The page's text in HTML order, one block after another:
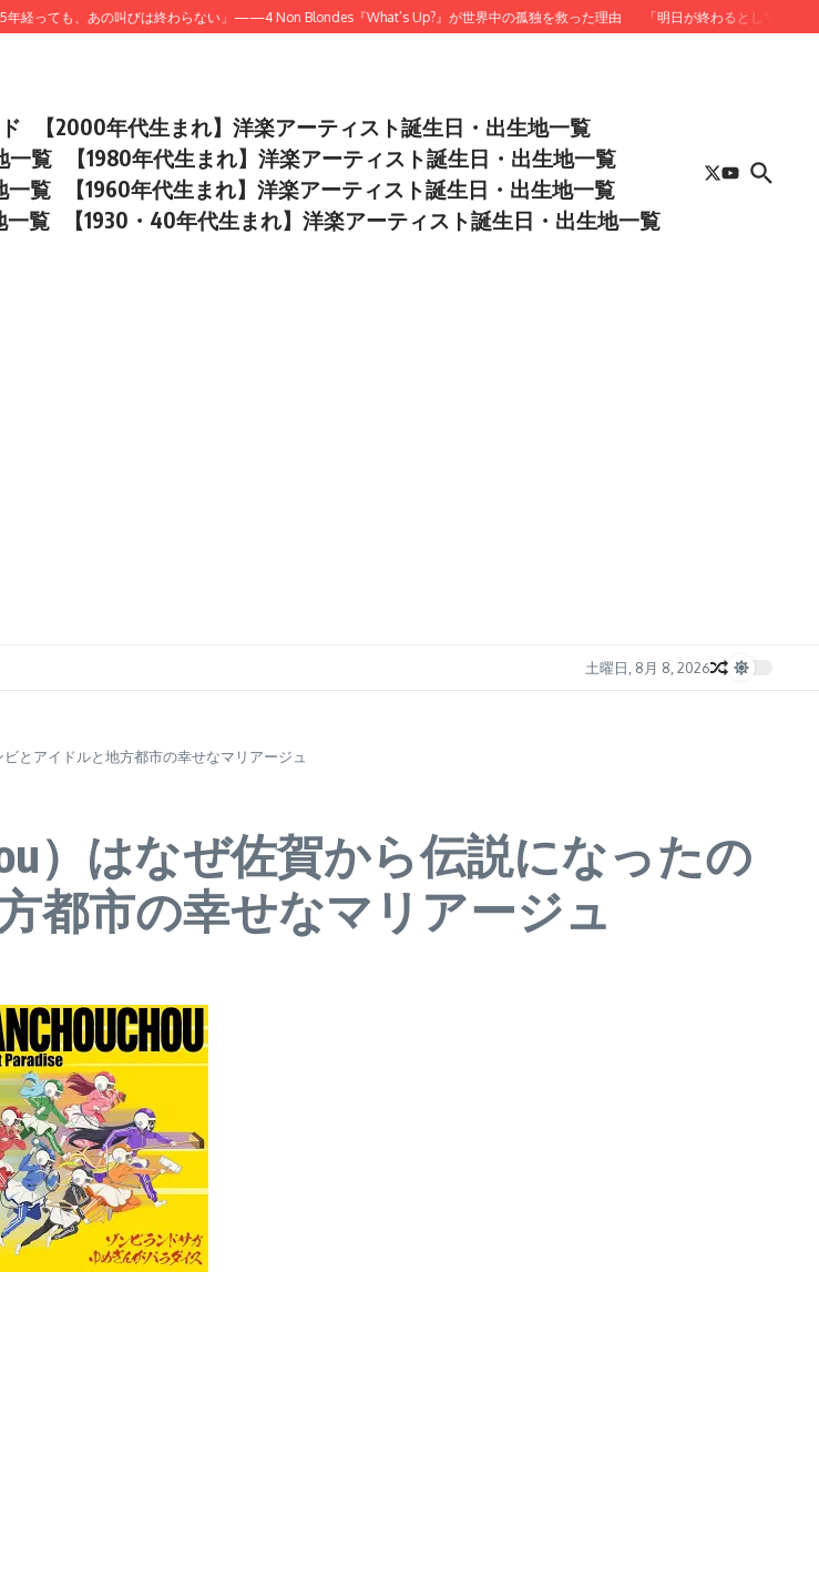
ても、あの叫びは終わらない」——4 Non Blondes『What’s Up?』が世界中の孤独を救った理由 「明日が終わるとしても、今夜だ
【2000年代生まれ】洋楽アーティスト誕生日・出生地一覧
一覧
【1980年代生まれ】洋楽アーティスト誕生日・出生地一覧
一覧
【1960年代生まれ】洋楽アーティスト誕生日・出生地一覧
一覧
【1930・40年代生まれ】洋楽アーティスト誕生日・出生地一覧
土曜日, 8月 8, 2026
とアイドルと地方都市の幸せなマリアージュ
）はなぜ佐賀から伝説になったの
市の幸せなマリアージュ